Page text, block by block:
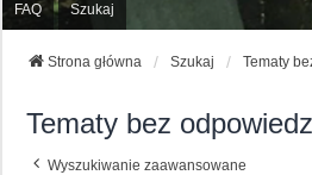
FAQ Szukaj
Strona główna Szukaj Tematy
Tematy bez
Wyszukiwanie zaawansowane